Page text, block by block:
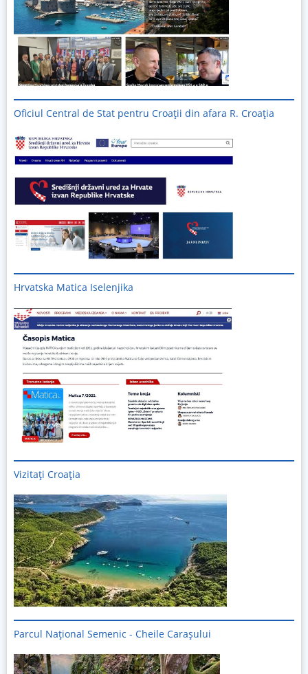
Oficiul Central de Stat pentru Croații din afara R. Croația
Hrvatska Matica Iselenjika
Vizitați Croația
Parcul Național Semenic - Cheile Carașului
Imagine